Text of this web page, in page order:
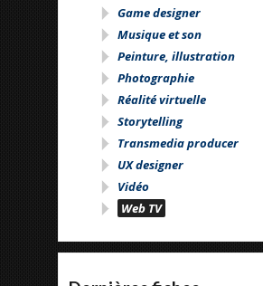
Game designer
Musique et son
Peinture, illustration
Photographie
Réalité virtuelle
Storytelling
Transmedia producer
UX designer
Vidéo
Web TV